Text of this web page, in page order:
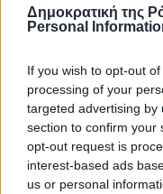
Δημοκρατική της
Personal
If you wish to opt-out
processing of your
targeted advertising by
section to confirm your
opt-out request is
interest-based ads
us or personal
o καιρός τώρα:
αίθριος καιρός
73%
10km/h
Δ-ΒΔ
29°/30°
06:18